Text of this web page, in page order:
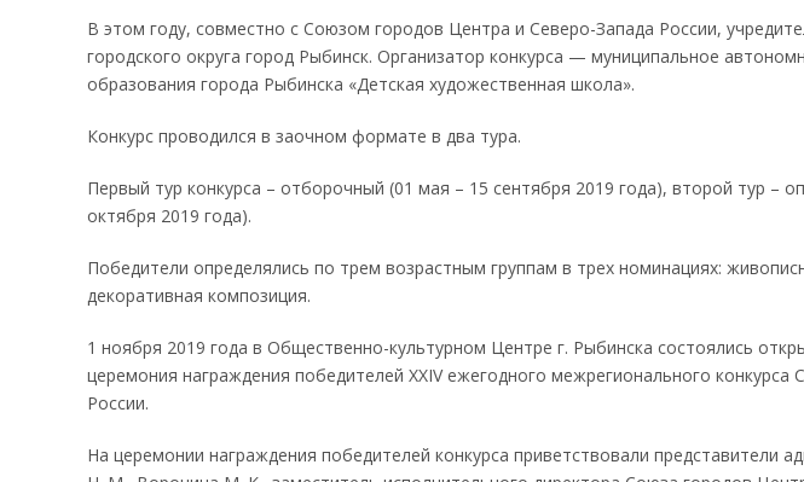
В этом году, совместно с Союзом городов Центра и Северо-Запада России,
городского округа город Рыбинск. Организатор конкурса — муниципальное
образования города Рыбинска «Детская художественная школа».
Конкурс проводился в заочном формате в два тура.
Первый тур конкурса – отборочный (01 мая – 15 сентября 2019 года), второй тур –
октября 2019 года).
Победители определялись по трем возрастным группам в трех номинациях:
декоративная композиция.
1 ноября 2019 года в Общественно-культурном Центре г. Рыбинска состоялись
церемония награждения победителей XXIV ежегодного межрегионального
России.
На церемонии награждения победителей конкурса приветствовали представители